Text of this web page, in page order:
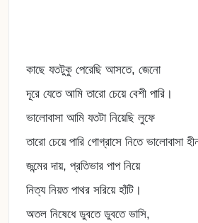
কাছে যতটুকু পেরেছি আসতে, জেনো
দূরে যেতে আমি তারো চেয়ে বেশী পারি।
ভালোবাসা আমি যতটা নিয়েছি লুফে
তারো চেয়ে পারি গোগ্রাসে নিতে ভালোবাসা
জন্মের দায়, প্রতিভার পাপ নিয়ে
নিত্য নিয়ত পাথর সরিয়ে হাঁটি।
অতল নিষেধে ডুবতে ডুবতে ভাসি,